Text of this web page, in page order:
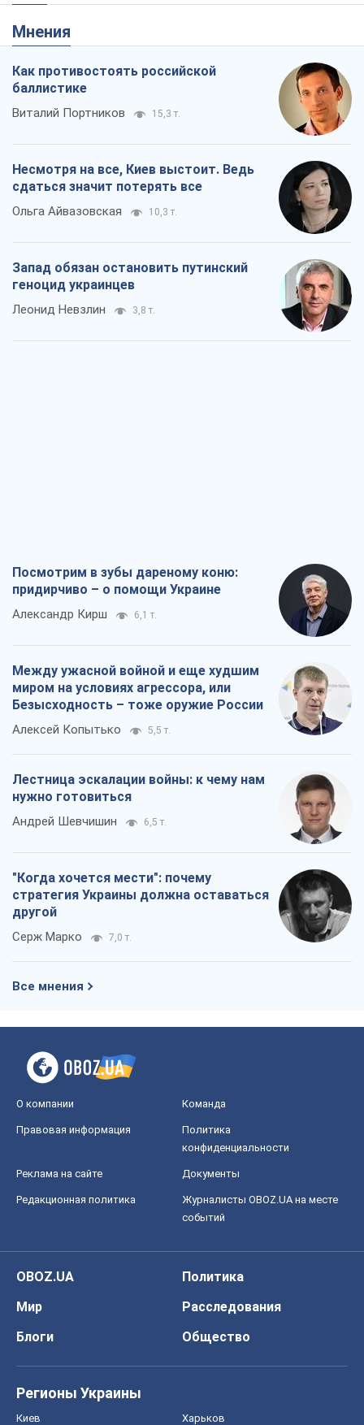
Мнения
Как противостоять российской
баллистике
Виталий Портников 15,3 т.
Несмотря на все, Киев выстоит. Ведь
сдаться значит потерять все
Ольга Айвазовская 10,3 т.
Запад обязан остановить путинский
геноцид украинцев
Леонид Невзлин 3,8 т.
Посмотрим в зубы дареному коню:
придирчиво – о помощи Украине
Александр Кирш 6,1 т.
Между ужасной войной и еще худшим
миром на условиях агрессора, или
Безысходность – тоже оружие России
Алексей Копытько 5,5 т.
Лестница эскалации войны: к чему нам
нужно готовиться
Андрей Шевчишин 6,5 т.
"Когда хочется мести": почему
стратегия Украины должна оставаться
другой
Серж Марко 7,0 т.
Все мнения
О компании Команда
Правовая информация
Политика
конфиденциальности
Реклама на сайте Документы
Редакционная политика
Журналисты OBOZ.UA на месте
событий
OBOZ.UA
Политика
Мир
Расследования
Блоги
Общество
Регионы Украины
Киев Харьков